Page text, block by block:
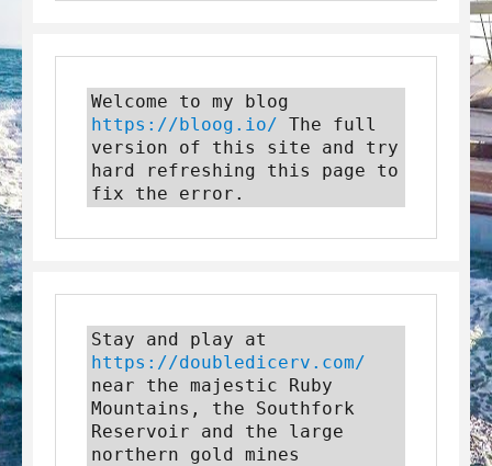
https://bloog.io/ The full
version of this site and try
hard refreshing this page to
fix the error.
https://doubledicerv.com/
near the majestic Ruby
Mountains, the Southfork
Reservoir and the large
northern gold mines